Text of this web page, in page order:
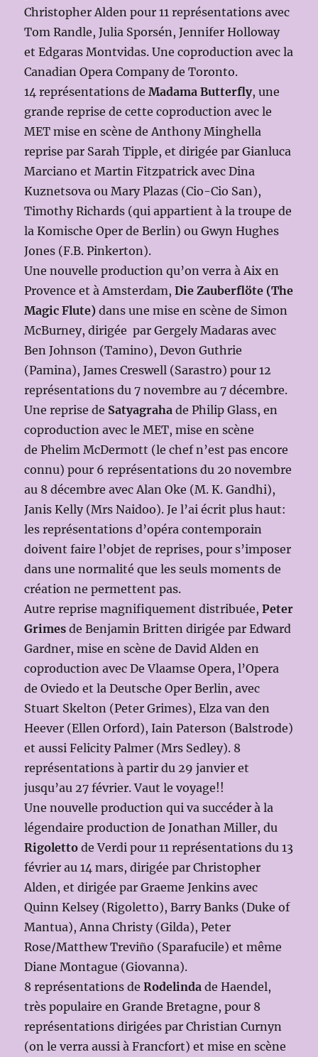
Christopher Alden pour 11 représentations avec
Tom Randle, Julia Sporsén, Jennifer Holloway
et Edgaras Montvidas. Une coproduction avec la
Canadian Opera Company de Toronto.
14 représentations deMadama Butterfly, une
grande reprise de cette coproduction avec le
MET mise en scène de Anthony Minghella
reprise par Sarah Tipple, et dirigée par Gianluca
Marciano et Martin Fitzpatrick avec Dina
Kuznetsova ou Mary Plazas (Cio-Cio San),
Timothy Richards (qui appartient à la troupe de
la Komische Oper de Berlin) ou Gwyn Hughes
Jones (F.B. Pinkerton).
Une nouvelle production qu’on verra à Aix en
Provence et à Amsterdam,Die Zauberflöte (The
Magic Flute) dans une mise en scène de Simon
McBurney, dirigée par Gergely Madaras avec
Ben Johnson (Tamino), Devon Guthrie
(Pamina), James Creswell (Sarastro) pour 12
représentations du 7 novembre au 7 décembre.
Une reprise de Satyagraha de Philip Glass, en
coproduction avec le MET, mise en scène
de Phelim McDermott (le chef n’est pas encore
connu) pour 6 représentations du 20 novembre
au 8 décembre avec Alan Oke (M. K. Gandhi),
Janis Kelly (Mrs Naidoo). Je l’ai écrit plus haut:
les représentations d’opéra contemporain
doivent faire l’objet de reprises, pour s’imposer
dans une normalité que les seuls moments de
création ne permettent pas.
Autre reprise magnifiquement distribuée,Peter
Grimes de Benjamin Britten dirigée par Edward
Gardner, mise en scène de David Alden en
coproduction avec De Vlaamse Opera, l’Opera
de Oviedo et la Deutsche Oper Berlin, avec
Stuart Skelton (Peter Grimes), Elza van den
Heever (Ellen Orford), Iain Paterson (Balstrode)
et aussi Felicity Palmer (Mrs Sedley). 8
représentations à partir du 29 janvier et
jusqu’au 27 février. Vaut le voyage!!
Une nouvelle production qui va succéder à la
légendaire production de Jonathan Miller, du
Rigoletto de Verdi pour 11 représentations du 13
février au 14 mars, dirigée par Christopher
Alden, et dirigée par Graeme Jenkins avec
Quinn Kelsey (Rigoletto), Barry Banks (Duke of
Mantua), Anna Christy (Gilda), Peter
Rose/Matthew Treviño (Sparafucile) et même
Diane Montague (Giovanna).
8 représentations deRodelinda de Haendel,
très populaire en Grande Bretagne, pour 8
représentations dirigées par Christian Curnyn
(on le verra aussi à Francfort) et mise en scène